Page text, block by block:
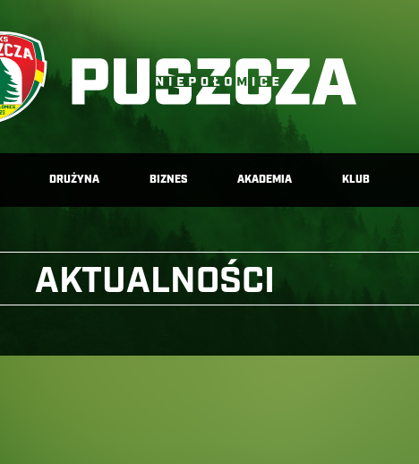
DRUŻYNA BIZNES AKADEMIA KLUB
AKTUALNOŚCI